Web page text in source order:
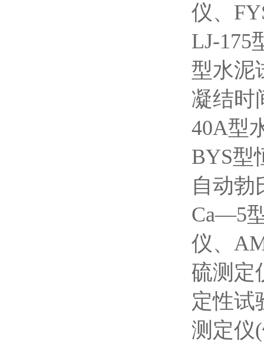
仪、
LJ-175
型水泥
凝结时
40A型
BYS型
自动勃
Ca—5
仪、
硫测定
定性试
测定仪